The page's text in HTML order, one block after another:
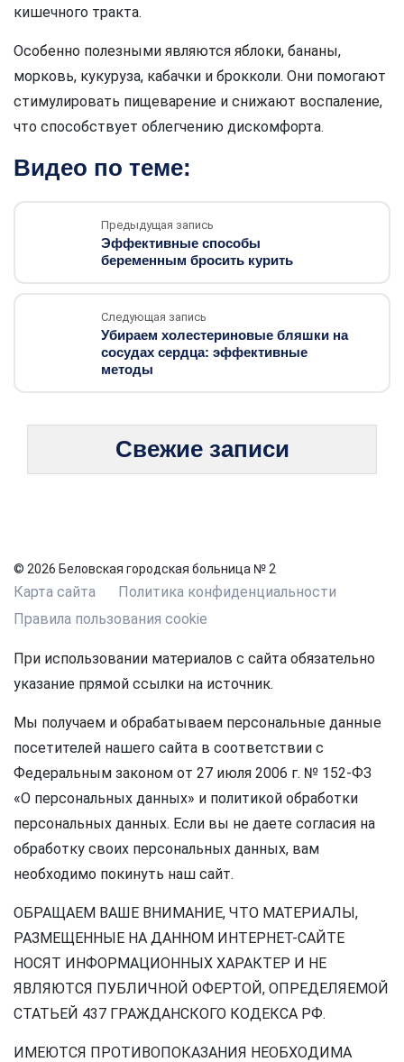
кишечного тракта.
Особенно полезными являются яблоки, бананы,
морковь, кукуруза, кабачки и брокколи. Они помогают
стимулировать пищеварение и снижают воспаление,
что способствует облегчению дискомфорта.
Видео по теме:
Предыдущая запись
Эффективные способы
беременным бросить курить
Следующая запись
Убираем холестериновые бляшки на
сосудах сердца: эффективные
методы
Свежие записи
© 2026 Беловская городская больница № 2
Карта сайта
Политика конфиденциальности
Правила пользования cookie
При использовании материалов с сайта обязательно
указание прямой ссылки на источник.
Мы получаем и обрабатываем персональные данные
посетителей нашего сайта в соответствии с
Федеральным законом от 27 июля 2006 г. № 152-ФЗ
«О персональных данных» и политикой обработки
персональных данных. Если вы не даете согласия на
обработку своих персональных данных, вам
необходимо покинуть наш сайт.
ОБРАЩАЕМ ВАШЕ ВНИМАНИЕ, ЧТО МАТЕРИАЛЫ,
РАЗМЕЩЕННЫЕ НА ДАННОМ ИНТЕРНЕТ-САЙТЕ
НОСЯТ ИНФОРМАЦИОННЫХ ХАРАКТЕР И НЕ
ЯВЛЯЮТСЯ ПУБЛИЧНОЙ ОФЕРТОЙ, ОПРЕДЕЛЯЕМОЙ
СТАТЬЕЙ 437 ГРАЖДАНСКОГО КОДЕКСА РФ.
ИМЕЮТСЯ ПРОТИВОПОКАЗАНИЯ НЕОБХОДИМА